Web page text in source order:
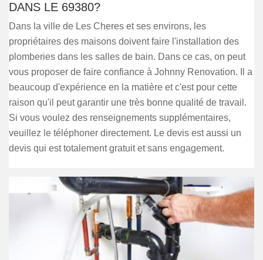
DANS LE 69380?
Dans la ville de Les Cheres et ses environs, les
propriétaires des maisons doivent faire l'installation des
plomberies dans les salles de bain. Dans ce cas, on peut
vous proposer de faire confiance à Johnny Renovation. Il a
beaucoup d'expérience en la matière et c'est pour cette
raison qu'il peut garantir une très bonne qualité de travail.
Si vous voulez des renseignements supplémentaires,
veuillez le téléphoner directement. Le devis est aussi un
devis qui est totalement gratuit et sans engagement.